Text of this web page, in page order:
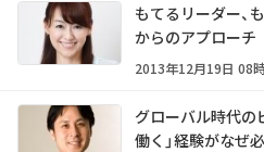
もてるリーダー、
からのアプローチ
2013年12月19日 08
グローバル時代の
働く」経験がなぜ